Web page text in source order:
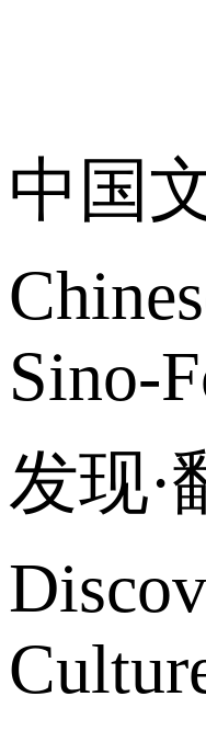
中国
Sino-
发现·